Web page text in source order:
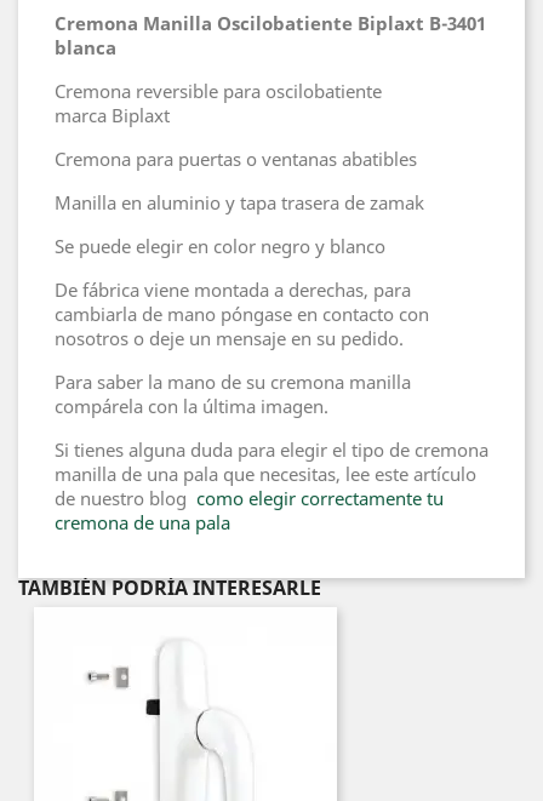
Cremona Manilla Oscilobatiente Biplaxt B-3401
blanca
Cremona reversible para oscilobatiente
marca Biplaxt
Cremona para puertas o ventanas abatibles
Manilla en aluminio y tapa trasera de zamak
Se puede elegir en color negro y blanco
De fábrica viene montada a derechas, para
cambiarla de mano póngase en contacto con
nosotros o deje un mensaje en su pedido.
Para saber la mano de su cremona manilla
compárela con la última imagen.
Si tienes alguna duda para elegir el tipo de cremona
manilla de una pala que necesitas, lee este artículo
de nuestro blog como elegir correctamente tu
cremona de una pala
TAMBIÉN PODRÍA INTERESARLE